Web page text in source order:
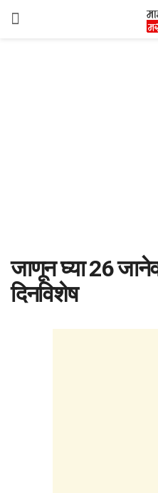
जाणून घ्या 26
दिनविशेष